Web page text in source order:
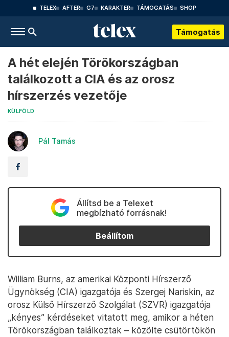
TELEX AFTER G7 KARAKTER TÁMOGATÁS SHOP
Támogatás
A hét elején Törökországban
találkozott a CIA és az orosz
hírszerzés vezetője
KÜLFÖLD
Pál Tamás
Állítsd be a Telexet
megbízható forrásnak!
Beállítom
William Burns, az amerikai Központi Hírszerző
Ügynökség (CIA) igazgatója és Szergej Nariskin, az
orosz Külső Hírszerző Szolgálat (SZVR) igazgatója
„kényes” kérdéseket vitatott meg, amikor a héten
Törökországban találkoztak – közölte csütörtökön